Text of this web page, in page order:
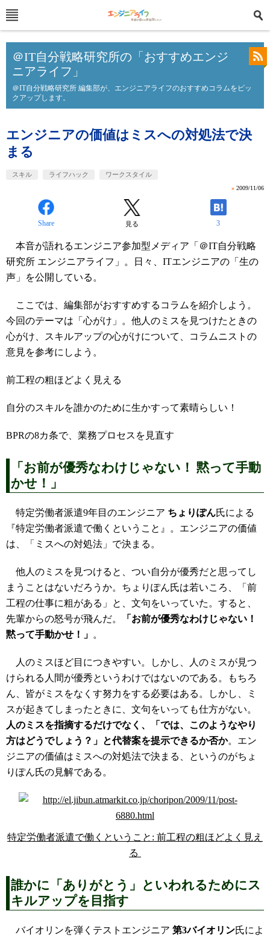
＠IT自分戦略研究所の「おすすめエンジ
ニアライフ」
＠IT自分戦略研究所 編集部が、エンジニアライフのおすすめコラムをピッ
クアップします。
エンジニアの価値はミスへの対処法で決
まる
スキル ライフハック ワークスタイル
» 2009/11/06
Share 見る 3
本音が語れるエンジニア参加型メディア「＠IT自分戦略
研究所 エンジニアライフ」。日々、ITエンジニアの「生の
声」を公開している。
ここでは、編集部がおすすめするコラムを紹介しよう。
今回のテーマは「心がけ」。他人のミスを見つけたときの
心がけ、スキルアップの心がけについて、コラムニストの
意見を参考にしよう。
前工程の粗ほどよく見える
自分のスキルを誰かのために生かすって素晴らしい！
BPRの8カ条で、業務プロセスを見直す
「お前が優秀なわけじゃない！ 黙って手動
かせ！」
特定労働者派遣9年目のエンジニア ちょりぽん氏による
『特定労働者派遣で働くということ』。エンジニアの価値
は、「ミスへの対処法」で決まる。
他人のミスを見つけると、つい自分が優秀だと思ってし
まうことはないだろうか。ちょりぽん氏は若いころ、「前
工程の仕事に粗がある」と、文句をいっていた。すると、
先輩からの怒号が飛んだ。
「お前が優秀なわけじゃない！
黙って手動かせ！」 。
人のミスほど目につきやすい。しかし、人のミスが見つ
けられる人間が優秀というわけではないのである。もちろ
ん、皆がミスをなくす努力をする必要はある。しかし、ミ
スが起きてしまったときに、文句をいっても仕方がない。
人のミスを指摘するだけでなく、「では、このようなやり
方はどうでしょう？」と代替案を提示できるか否か。エン
ジニアの価値はミスへの対処法で決まる、というのがちょ
りぽん氏の見解である。
特定労働者派遣で働くということ: 前工程の粗ほどよく見え
る
誰かに「ありがとう」といわれるためにス
キルアップを目指す
バイオリンを弾くテストエンジニア 第3バイオリン氏によ